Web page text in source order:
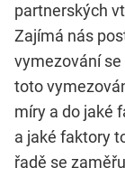
partnerských
Zajímá nás
vymezování
toto
míry a do jaké
a jaké faktory
řadě se